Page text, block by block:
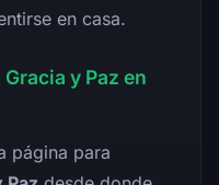
en casa.
y Paz en
página para